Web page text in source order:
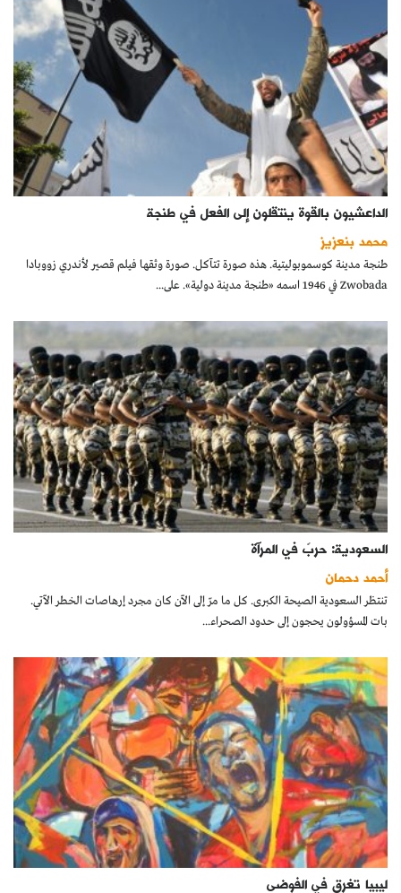
الداعشيون بالقوة ينتقلون إلى الفعل في طنجة
محمد بنعزيز
طنجة مدينة كوسموبوليتية. هذه صورة تتآكل. صورة وثقها فيلم قصير لأندري زووبادا
Zwobada في 1946 اسمه «طنجة مدينة دولية». على...
السعودية: حربٌ في المرآة
أحمد دحمان
تنتظر السعودية الصيحة الكبرى. كل ما مرّ إلى الآن كان مجرد إرهاصات الخطر الآتي.
بات المسؤولون يحجون إلى حدود الصحراء...
ليبيا تغرق في الفوضى